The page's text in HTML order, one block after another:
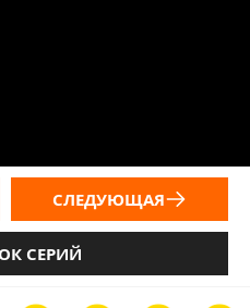
СЕРИЙ
СЛЕДУЮЩАЯ